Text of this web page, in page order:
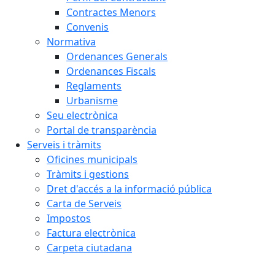
Contractes Menors
Convenis
Normativa
Ordenances Generals
Ordenances Fiscals
Reglaments
Urbanisme
Seu electrònica
Portal de transparència
Serveis i tràmits
Oficines municipals
Tràmits i gestions
Dret d'accés a la informació pública
Carta de Serveis
Impostos
Factura electrònica
Carpeta ciutadana